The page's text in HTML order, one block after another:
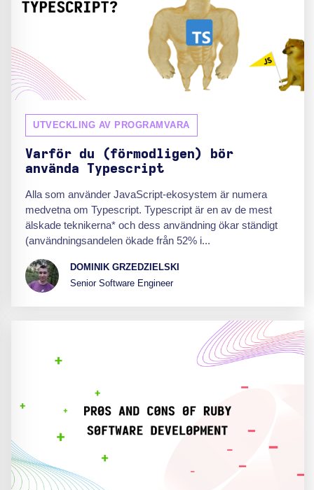
UTVECKLING AV PROGRAMVARA
Varför du (förmodligen) bör
använda Typescript
Alla som använder JavaScript-ekosystem är numera
medvetna om Typescript. Typescript är en av de mest
älskade teknikerna* och dess användning ökar ständigt
(användningsandelen ökade från 52% i...
DOMINIK GRZEDZIELSKI
Senior Software Engineer